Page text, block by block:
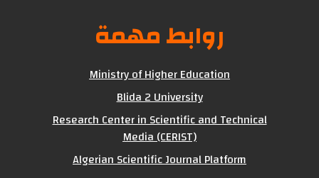
روابط مهمة
Ministry of Higher Education
Blida 2 University
Research Center in Scientific and Technical
Media (CERIST)
Algerian Scientific Journal Platform